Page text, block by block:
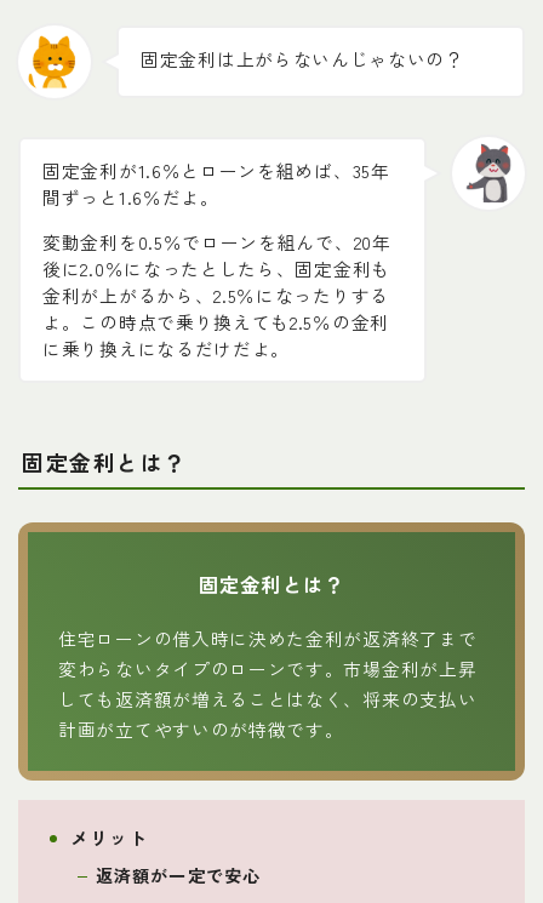
固定金利は上がらないんじゃないの？
固定金利が1.6％とローンを組めば、35年
間ずっと1.6％だよ。
変動金利を0.5％でローンを組んで、20年
後に2.0％になったとしたら、固定金利も
金利が上がるから、2.5％になったりする
よ。この時点で乗り換えても2.5％の金利
に乗り換えになるだけだよ。
固定金利とは？
固定金利とは？
住宅ローンの借入時に決めた金利が返済終了まで
変わらないタイプのローンです。市場金利が上昇
しても返済額が増えることはなく、将来の支払い
計画が立てやすいのが特徴です。
メリット
返済額が一定で安心